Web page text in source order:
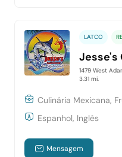
LATCO
Jesse's
1479 West
3.31 mi.
Culinária Mexicana,
Espanhol, Inglês
Mensagem